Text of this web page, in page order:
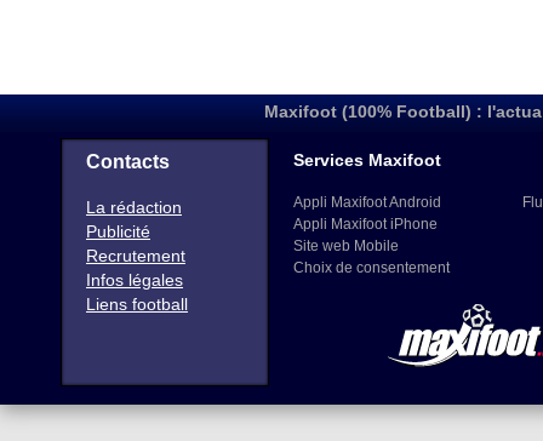
Maxifoot (100% Football) :
Contacts
La rédaction
Publicité
Recrutement
Infos légales
Liens football
Services Maxifoot
Appli Maxifoot Android
Appli Maxifoot iPhone
Site web Mobile
Choix de consentement